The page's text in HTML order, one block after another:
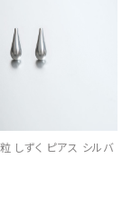
しずく ピアス シルバ